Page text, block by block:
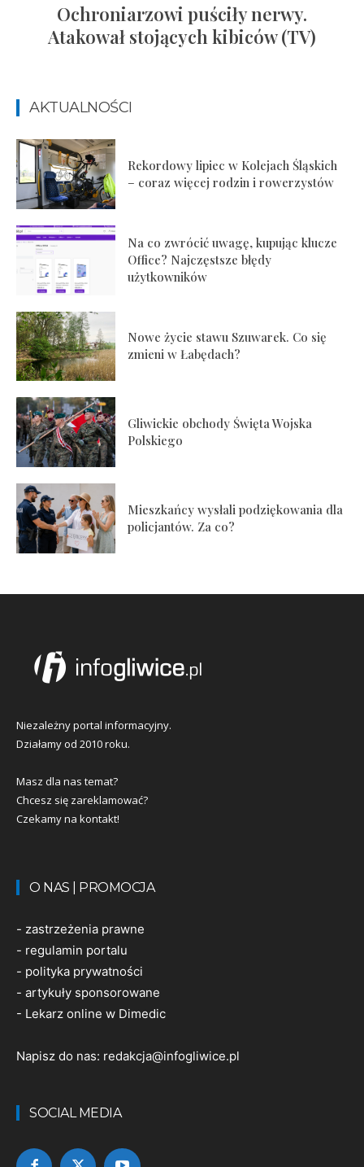
Ochroniarzowi puściły nerwy.
Atakował stojących kibiców (TV)
AKTUALNOŚCI
Rekordowy lipiec w Kolejach Śląskich
– coraz więcej rodzin i rowerzystów
Na co zwrócić uwagę, kupując klucze
Office? Najczęstsze błędy
użytkowników
Nowe życie stawu Szuwarek. Co się
zmieni w Łabędach?
Gliwickie obchody Święta Wojska
Polskiego
Mieszkańcy wysłali podziękowania dla
policjantów. Za co?
Niezależny portal informacyjny.
Działamy od 2010 roku.
Masz dla nas temat?
Chcesz się zareklamować?
Czekamy na kontakt!
O NAS | PROMOCJA
- zastrzeżenia prawne
- regulamin portalu
- polityka prywatności
- artykuły sponsorowane
- Lekarz online w Dimedic
Napisz do nas: redakcja@infogliwice.pl
SOCIAL MEDIA